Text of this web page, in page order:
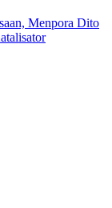
Menpora Dito